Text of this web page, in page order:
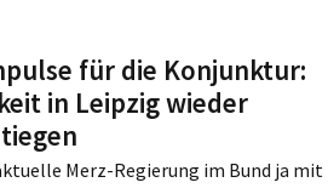
für die Konjunktur:
in Leipzig wieder
Merz-Regierung im Bund ja mit